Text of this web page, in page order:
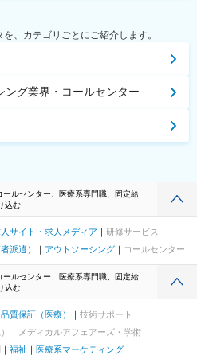
、カテゴリごとにご紹介します。
ング業界・コールセンター
ルセンター、医療系専門職、固定給
込む
サイト・求人メディア
研修サービス
派遣）
アウトソーシング コールセンター
ルセンター、医療系専門職、固定給
込む
質保証（医療）
技術サポート
メディカルアフェアーズ・学術
福祉 医療系マーケティング